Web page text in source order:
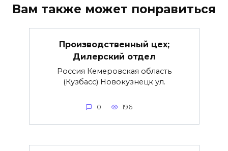
Вам также может понравиться
Производственный цех;
Дилерский отдел
Россия Кемеровская область
(Кузбасс) Новокузнецк ул.
0 196